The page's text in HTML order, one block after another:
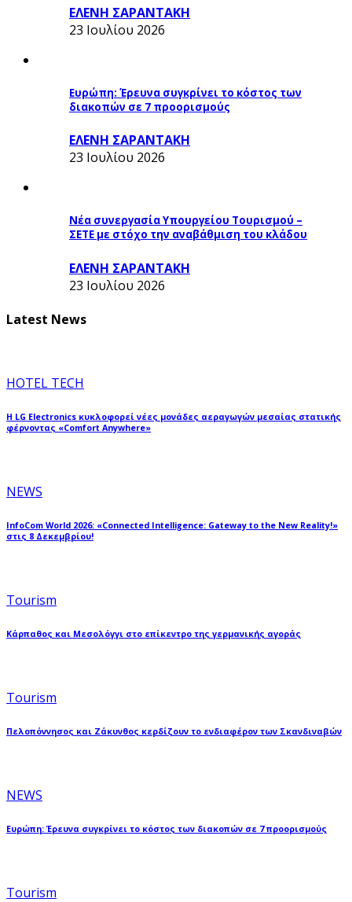
ΕΛΕΝΗ ΣΑΡΑΝΤΑΚΗ
23 Ιουλίου 2026
Ευρώπη: Έρευνα συγκρίνει το κόστος των
διακοπών σε 7 προορισμούς
ΕΛΕΝΗ ΣΑΡΑΝΤΑΚΗ
23 Ιουλίου 2026
Νέα συνεργασία Υπουργείου Τουρισμού –
ΣΕΤΕ με στόχο την αναβάθμιση του κλάδου
ΕΛΕΝΗ ΣΑΡΑΝΤΑΚΗ
23 Ιουλίου 2026
Latest News
HOTEL TECH
Η LG Electronics κυκλοφορεί νέες μονάδες αεραγωγών μεσαίας στατικής
φέρνοντας «Comfort Anywhere»
NEWS
InfoCom World 2026: «Connected Intelligence: Gateway to the New Reality!»
στις 8 Δεκεμβρίου!
Tourism
Κάρπαθος και Μεσολόγγι στο επίκεντρο της γερμανικής αγοράς
Tourism
Πελοπόννησος και Ζάκυνθος κερδίζουν το ενδιαφέρον των Σκανδιναβών
NEWS
Ευρώπη: Έρευνα συγκρίνει το κόστος των διακοπών σε 7 προορισμούς
Tourism